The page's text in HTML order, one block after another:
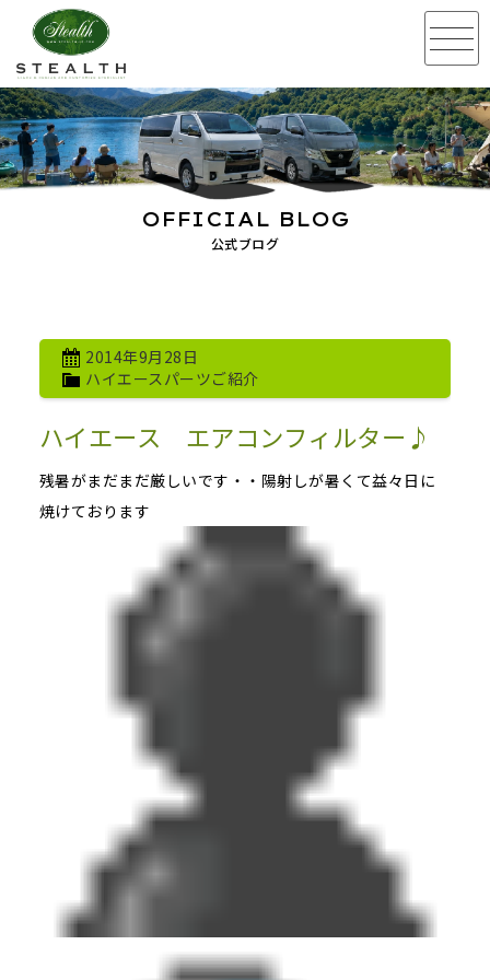
公式ブログ
OFFICIAL BLOG
2014年9月28日
ハイエースパーツご紹介
ハイエース エアコンフィルター♪
残暑がまだまだ厳しいです・・陽射しが暑くて益々日に
焼けております